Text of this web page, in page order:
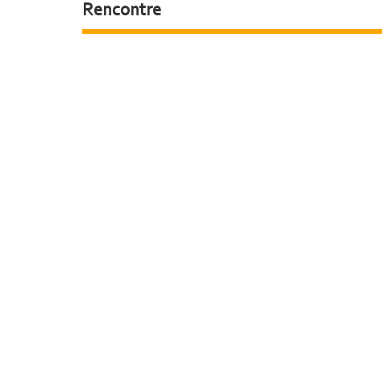
Rencontre